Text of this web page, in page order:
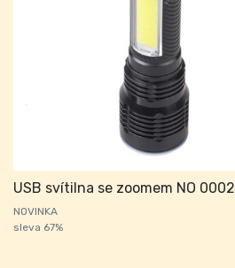
USB svítilna se zoomem NO 0002
NOVINKA
sleva 67%